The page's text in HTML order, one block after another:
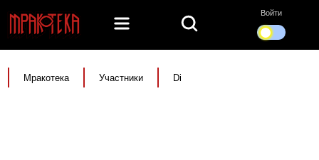
Войти
Мракотека Участники Di